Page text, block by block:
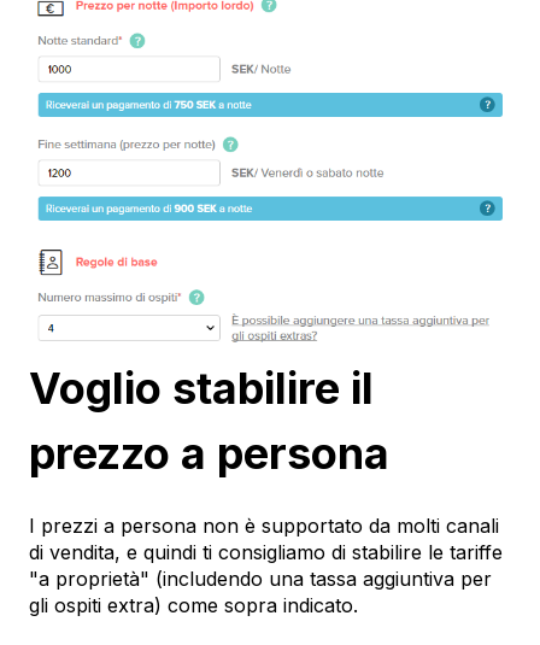
Voglio stabilire il
prezzo a persona
I prezzi a persona non è supportato da molti canali
di vendita, e quindi ti consigliamo di stabilire le tariffe
"a proprietà" (includendo una tassa aggiuntiva per
gli ospiti extra) come sopra indicato.